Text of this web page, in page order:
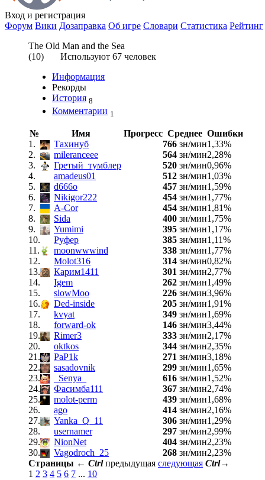
Вход и регистрация
Форум Вики Дозаправка Об игре Словари Статистика Рейтинг
The Old Man and the Sea
(10) Используют 67 человек
Информация
Рекорды
История 8
Комментарии 1
№ Имя Прогресс Среднее Ошибки
1.
Тахинуб 766 зн/мин1,33%
2.
mileranceee 564 зн/мин2,28%
3.
Гретый_тумблер 520 зн/мин0,96%
4.
amadeus01 512 зн/мин1,03%
5.
d666o 457 зн/мин1,59%
6.
Nikigor222 454 зн/мин1,77%
7.
A-Cor 454 зн/мин1,81%
8.
Sida 400 зн/мин1,75%
9.
Yumimi 395 зн/мин1,17%
10.
Руфер 385 зн/мин1,11%
11.
moonwwwind 338 зн/мин1,77%
12.
Molot316 314 зн/мин0,82%
13.
Карим1411 301 зн/мин2,77%
14.
Igem 262 зн/мин1,49%
15.
slowMoo 226 зн/мин3,96%
16.
Ded-inside 205 зн/мин1,91%
17.
kvyat 349 зн/мин1,69%
18.
forward-ok 146 зн/мин3,44%
19.
Rimer3 333 зн/мин2,17%
20.
oktkos 344 зн/мин2,35%
21.
PaP1k 271 зн/мин3,18%
22.
sasadovnik 299 зн/мин1,65%
23.
_Senya_ 616 зн/мин1,52%
24.
Фасимба111 367 зн/мин2,74%
25.
molot-perm 439 зн/мин1,68%
26.
ago 414 зн/мин2,16%
27.
Yanka_Q_11 306 зн/мин1,29%
28.
usernamer 297 зн/мин2,99%
29.
NionNet 404 зн/мин2,23%
30.
Vagodroch_25 268 зн/мин2,23%
Страницы ← Ctrlпредыдущая следующая Ctrl→
1 2 3 4 5 6 7 ... 10